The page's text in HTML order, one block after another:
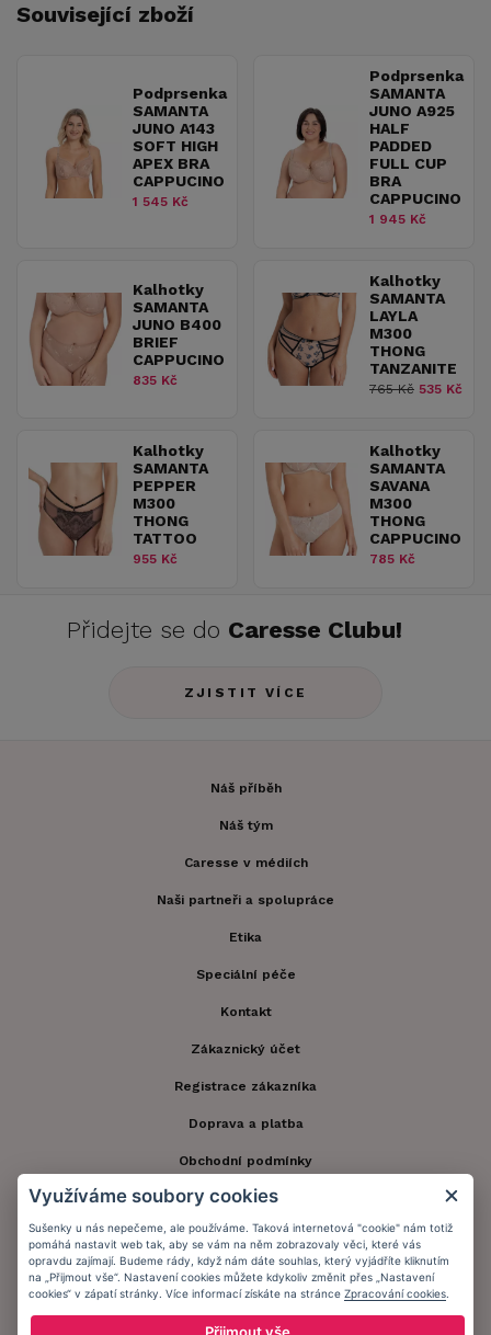
Související zboží
Podprsenka
SAMANTA
JUNO A143
SOFT HIGH
APEX BRA
CAPPUCINO
1 545 Kč
Podprsenka
SAMANTA
JUNO A925
HALF
PADDED
FULL CUP
BRA
CAPPUCINO
1 945 Kč
Kalhotky
SAMANTA
JUNO B400
BRIEF
CAPPUCINO
835 Kč
Kalhotky
SAMANTA
LAYLA
M300
THONG
TANZANITE
765 Kč 535 Kč
Kalhotky
SAMANTA
PEPPER
M300
THONG
TATTOO
955 Kč
Kalhotky
SAMANTA
SAVANA
M300
THONG
CAPPUCINO
785 Kč
Přidejte se do Caresse Clubu!
ZJISTIT VÍCE
Náš příběh
Náš tým
Caresse v médiích
Naši partneři a spolupráce
Etika
Speciální péče
Kontakt
Zákaznický účet
Registrace zákazníka
Doprava a platba
Obchodní podmínky
Ochrana osobních údajů
Informační memorandum
Zůstaňte s námi v kontaktu.
Využíváme soubory cookies
Sušenky u nás nepečeme, ale používáme. Taková internetová "cookie" nám totiž
pomáhá nastavit web tak, aby se vám na něm zobrazovaly věci, které vás
opravdu zajímají. Budeme rády, když nám dáte souhlas, který vyjádříte kliknutím
na „Přijmout vše“. Nastavení cookies můžete kdykoliv změnit přes „Nastavení
cookies“ v zápatí stránky. Více informací získáte na stránce Zpracování cookies